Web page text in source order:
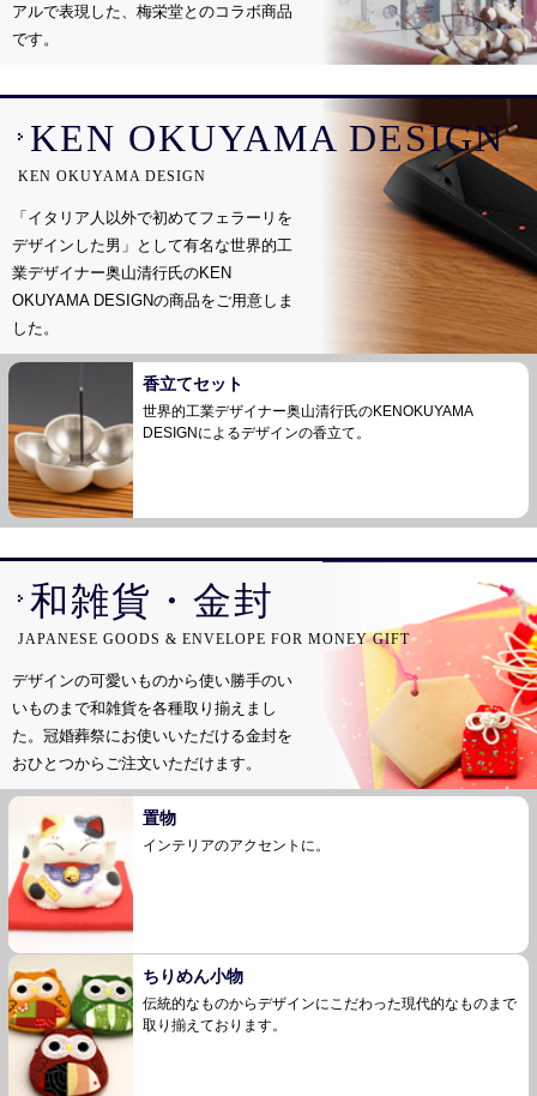
アルで表現 した、梅栄堂とのコラボ商品
です。
KEN OKUYAMA DESIGN
KEN OKUYAMA DESIGN
「イタリア人以外で初めてフェラーリを
デザインした男」として有名な世界的工
業デザイナー奥山清行氏のKEN
OKUYAMA DESIGNの商品をご用意しま
した。
香立てセット
世界的工業デザイナー奥山清行氏のKENOKUYAMA
DESIGNによるデザインの香立て。
和雑貨・金封
JAPANESE GOODS & ENVELOPE FOR MONEY GIFT
デザインの可愛いものから使い勝手のい
いものまで和雑貨を各種取り揃えまし
た。 冠婚葬祭にお使いいただける金封を
おひとつからご注文いただけます。
置物
インテリアのアクセントに。
ちりめん小物
伝統的なものからデザインにこだわった現代的な ものまで
取り揃えております。